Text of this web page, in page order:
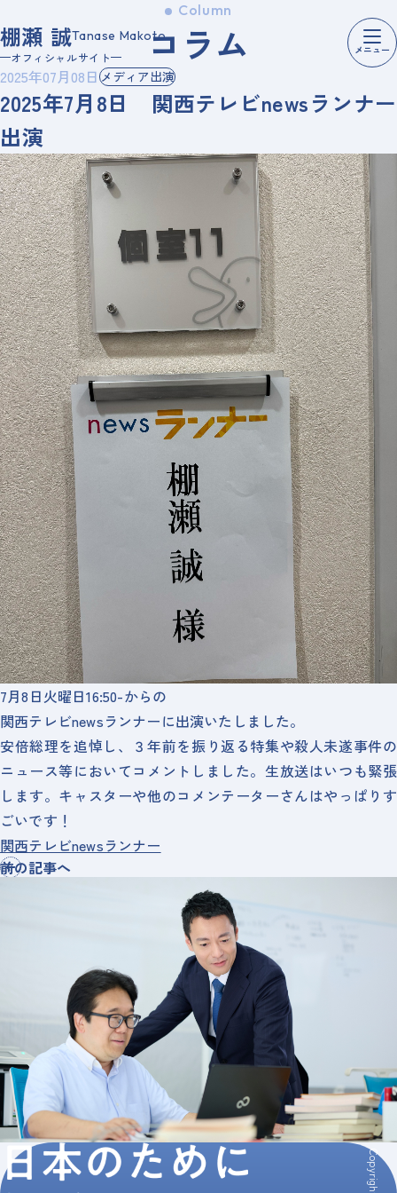
棚瀬 誠Tanase Makoto
オフィシャルサイト メニュー
Column
コ ラム
2025年07月08日 メディア出演
2025年7月8日 関西テレビnewsランナー
出演
7月8日火曜日16:50-からの
関西テレビnewsランナーに出演いたしました。
安倍総理を追悼し、３年前を振り返る特集や殺人未遂事件の
ニュース等においてコメントしました。生放送はいつも緊張
します。キャスターや他のコメンテーターさんはやっぱりす
ごいです！
関西テレビnewsランナー
前の記事へ
Copyright